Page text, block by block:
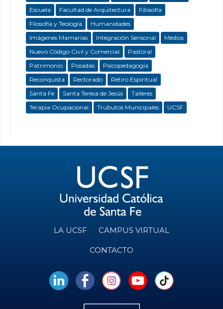
Escuela
Facultad de Arquitectura
Filosofía
Filosofía y Teología
Humanidades
Imágenes Mamarias
Integración Sensorial
Medios
Nuevo Código Civil y Comercial
Pastoral
Patrimonio
Posadas
Psicopedagogía
Reconquista
Rectorado
Retiro Espiritual
Santa Fe
Santa Teresa de Jesús
Talleres
Terapia Ocupacional
Trubutos Municipales UCSF
LA UCSF CAMPUS VIRTUAL
CONTACTO